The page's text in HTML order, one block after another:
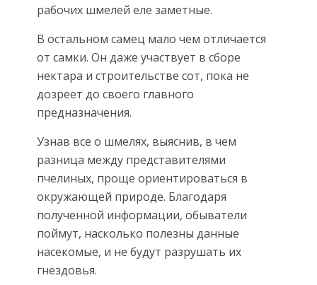
рабочих шмелей еле заметные.
В остальном самец мало чем отличается
от самки. Он даже участвует в сборе
нектара и строительстве сот, пока не
дозреет до своего главного
предназначения.
Узнав все о шмелях, выяснив, в чем
разница между представителями
пчелиных, проще ориентироваться в
окружающей природе. Благодаря
полученной информации, обыватели
поймут, насколько полезны данные
насекомые, и не будут разрушать их
гнездовья.